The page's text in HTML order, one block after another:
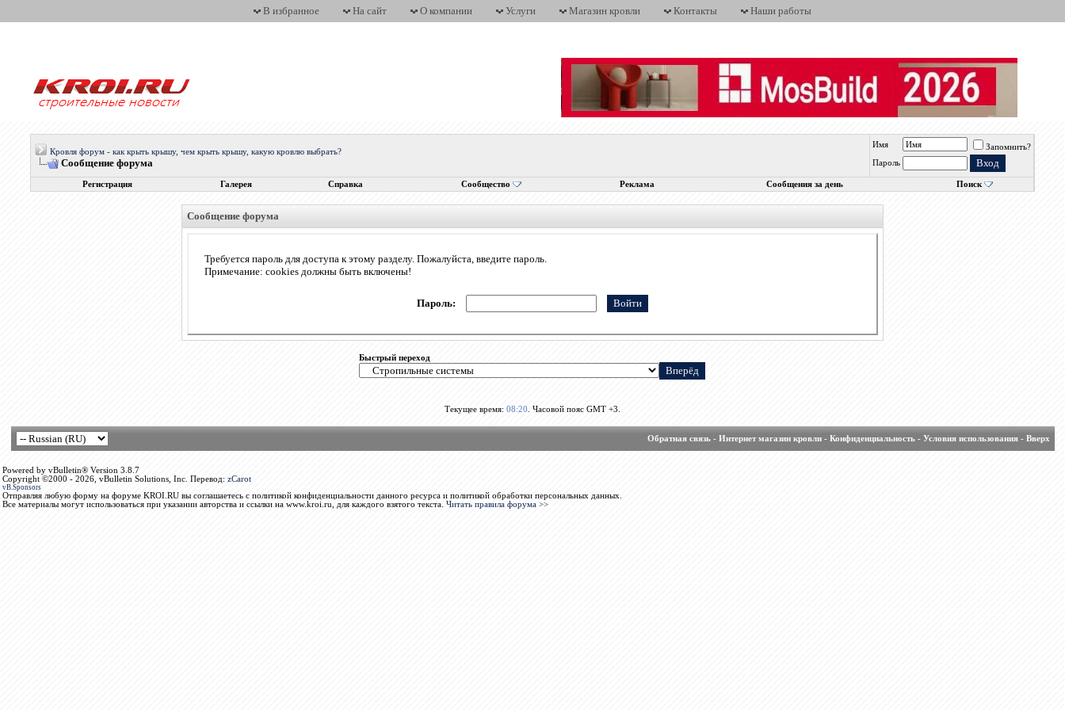
В избранное На сайт О компании Услуги Магазин кровли Контакты Наши работы
Кровля форум - как крыть крышу, чем крыть крышу, какую кровлю выбрать?
Сообщение форума
Имя
Запомнить?
Пароль
Регистрация Галерея Справка Сообщество Реклама Сообщения за день Поиск
Сообщение форума
Требуется пароль для доступа к этому разделу. Пожалуйста, введите пароль.
Примечание: cookies должны быть включены!
Пароль:
Быстрый переход
Текущее время: 08:20 . Часовой пояс GMT +3.
Обратная связь- Интернет магазин кровли- Конфиденциальность- Условия использования- Вверх
Powered by vBulletin® Version 3.8.7
Copyright ©2000 - 2026, vBulletin Solutions, Inc. Перевод: zCarot
vB.Sponsors
Отправляя любую форму на форуме KROI.RU вы соглашаетесь с политикой конфиденциальности данного ресурса и политикой обработки персональных данных.
Все материалы могут использоваться при указании авторства и ссылки на www.kroi.ru, для каждого взятого текста. Читать правила форума >>